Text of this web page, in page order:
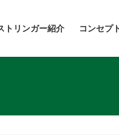
トリンガー紹介 コンセプ